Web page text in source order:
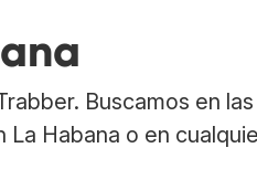
Buscamos en
Habana o en